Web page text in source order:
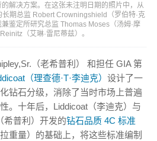
解决方案。在这张未注明日期的照片中，从
长期总监 Robert Crowningshield（罗伯特·克
鉴定所研究总监 Thomas Moses（汤姆·摩
（艾琳·雷尼蒂兹）。
（老希普利） 和担任 GIA 第
（理查德·T·李迪克） 设计了一
钻石分级，消除了当时市场上普遍
。十年后，Liddicoat（李迪克）与
希普利）开发的钻石品质 4C 标准
重量）的基础上，将这些标准编制